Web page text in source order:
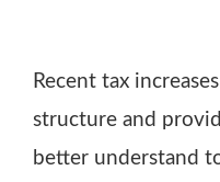
Recent tax
structure and
better understand